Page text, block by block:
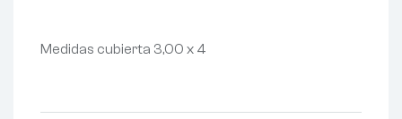
Medidas cubierta 3,00 x 4